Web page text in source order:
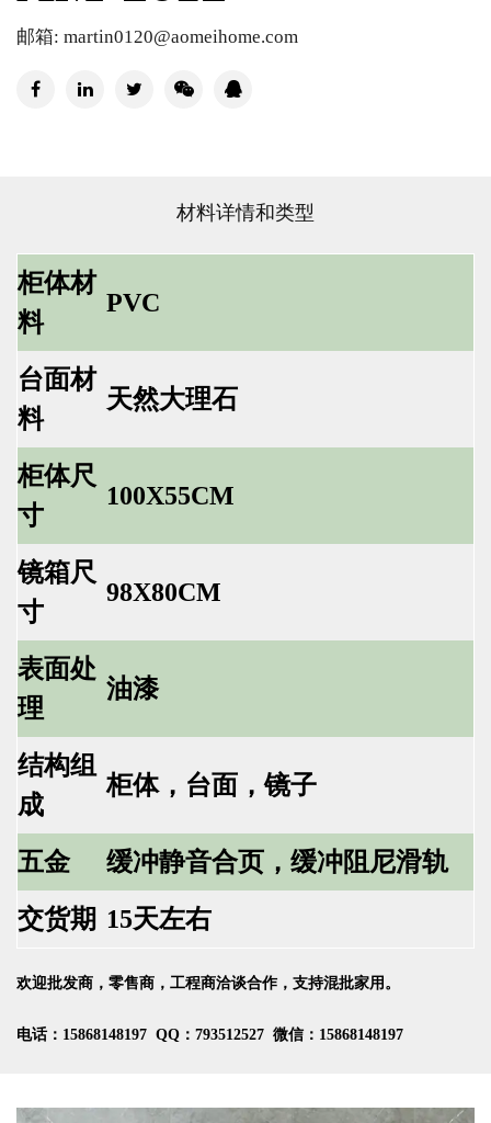
邮箱: martin0120@aomeihome.com
材料详情和类型
柜体材
料
PVC
台面材
料
天然大理石
柜体尺
寸
100X55CM
镜箱尺
寸
98X80CM
表面处
理
油漆
结构组
成
柜体，台面，镜子
五金
缓冲静音合页，缓冲阻尼滑轨
交货期 15天左右
欢迎批发商，零售商，工程商洽谈合作，支持混批家用。
电话：15868148197 QQ：793512527 微信：15868148197